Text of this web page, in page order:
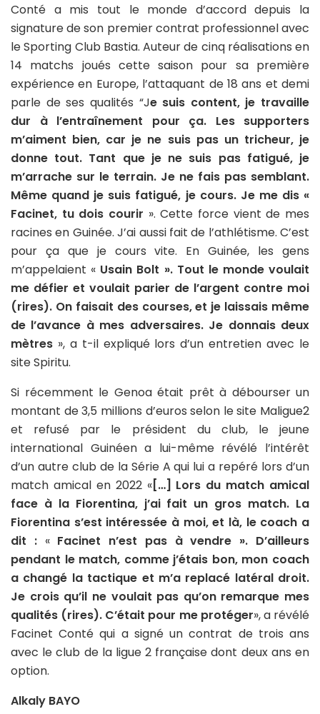
Conté a mis tout le monde d’accord depuis la
signature de son premier contrat professionnel avec
le Sporting Club Bastia. Auteur de cinq réalisations en
14 matchs joués cette saison pour sa première
expérience en Europe, l’attaquant de 18 ans et demi
parle de ses qualités “Je suis content, je travaille
dur à l’entraînement pour ça. Les supporters
m’aiment bien, car je ne suis pas un tricheur, je
donne tout. Tant que je ne suis pas fatigué, je
m’arrache sur le terrain. Je ne fais pas semblant.
Même quand je suis fatigué, je cours. Je me dis «
Facinet, tu dois courir ». Cette force vient de mes
racines en Guinée. J’ai aussi fait de l’athlétisme. C’est
pour ça que je cours vite. En Guinée, les gens
m’appelaient « Usain Bolt ». Tout le monde voulait
me défier et voulait parier de l’argent contre moi
(rires). On faisait des courses, et je laissais même
de l’avance à mes adversaires. Je donnais deux
mètres », a t-il expliqué lors d’un entretien avec le
site Spiritu.
Si récemment le Genoa était prêt à débourser un
montant de 3,5 millions d’euros selon le site Maligue2
et refusé par le président du club, le jeune
international Guinéen a lui-même révélé l’intérêt
d’un autre club de la Série A qui lui a repéré lors d’un
match amical en 2022 «[…] Lors du match amical
face à la Fiorentina, j’ai fait un gros match. La
Fiorentina s’est intéressée à moi, et là, le coach a
dit :« Facinet n’est pas à vendre ». D’ailleurs
pendant le match, comme j’étais bon, mon coach
a changé la tactique et m’a replacé latéral droit.
Je crois qu’il ne voulait pas qu’on remarque mes
qualités (rires). C’était pour me protéger», a révélé
Facinet Conté qui a signé un contrat de trois ans
avec le club de la ligue 2 française dont deux ans en
option.
Alkaly BAYO